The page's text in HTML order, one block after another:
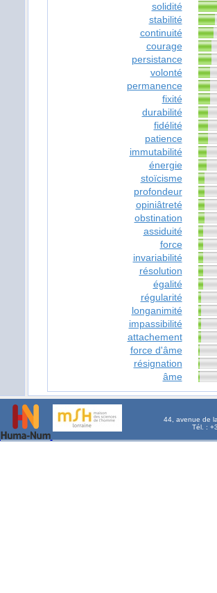
solidité
stabilité
continuité
courage
persistance
volonté
permanence
fixité
durabilité
fidélité
patience
immutabilité
énergie
stoïcisme
profondeur
opiniâtreté
obstination
assiduité
force
invariabilité
résolution
égalité
régularité
longanimité
impassibilité
attachement
force d'âme
résignation
âme
44, avenue de
Tél. :